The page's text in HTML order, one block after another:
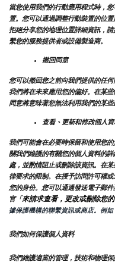
當您使用我們的行動應用程式時，
置。您可以通過調整行動裝置的位
拒絕分享您的地理位置詳細資訊，
繫您的服務提供者或設備製造商。
撤回同意
您可以撤回您之前向我們提供的任
我們將在未來應用您的偏好。在某
同意將意味著您無法利用我們的某些
查看、更新和修改個人
我們可能會在必要時保留和使用您
關我們維護的有關您的個人資料的
處，並酌情阻止或刪除該資訊。在
律要求的限制。在授予訪問許可權
您的身份。您可以通過發送電子郵
官「來請求查看，更改或刪除您
據保護機構的聯繫資訊或商店。例如
我們如何保護個人資料
我們維護適當的管理，技術和物理